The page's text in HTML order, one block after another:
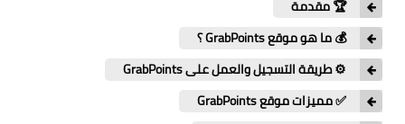
🏆 مقدمة
💰 ما هو موقع GrabPoints ؟
⚙️ طريقة التسجيل والعمل على GrabPoints
✅ مميزات موقع GrabPoints